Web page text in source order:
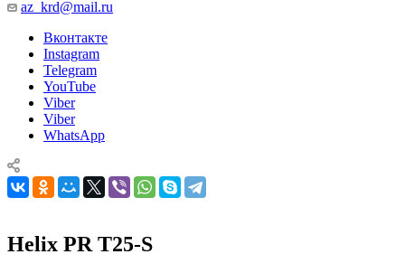
az_krd@mail.ru
Вконтакте
Instagram
Telegram
YouTube
Viber
Viber
WhatsApp
Helix PR T25-S